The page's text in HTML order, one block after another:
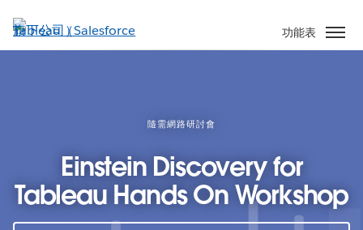
至
主
功能表
隨需網路研討會
Einstein Discovery for
Tableau Hands On Workshop